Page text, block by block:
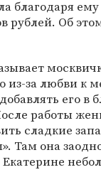
благодаря
рублей. Об
из-за любви к
его в
работы
сладкие
Там она